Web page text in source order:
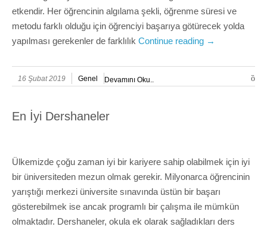
etkendir. Her öğrencinin algılama şekli, öğrenme süresi ve
metodu farklı olduğu için öğrenciyi başarıya götürecek yolda
yapılması gerekenler de farklılık Continue reading →
16 Şubat 2019 Genel Devamını Oku..
En İyi Dershaneler
Ülkemizde çoğu zaman iyi bir kariyere sahip olabilmek için iyi
bir üniversiteden mezun olmak gerekir. Milyonarca öğrencinin
yarıştığı merkezi üniversite sınavında üstün bir başarı
gösterebilmek ise ancak programlı bir çalışma ile mümkün
olmaktadır. Dershaneler, okula ek olarak sağladıkları ders